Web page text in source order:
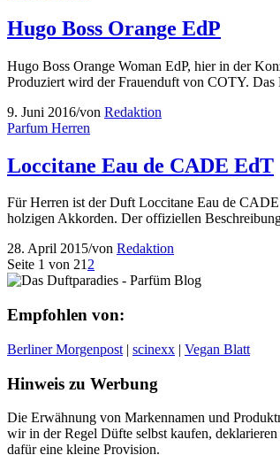
Hugo Boss Orange EdP
Hugo Boss Orange Woman EdP, hier in der
Produziert wird der Frauenduft von COTY.
9. Juni 2016/von Redaktion
Parfum Herren
Loccitane Eau de CADE EdT
Für Herren ist der Duft Loccitane Eau de
holzigen Akkorden. Der offiziellen
28. April 2015/von Redaktion
Seite 1 von 212
Empfohlen von:
Berliner Morgenpost | scinexx | Vegan Blatt
Hinweis zu Werbung
Die Erwähnung von Markennamen und
wir in der Regel Düfte selbst kaufen,
dafür eine kleine Provision.